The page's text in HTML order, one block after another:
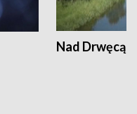
Nad Drwęcą